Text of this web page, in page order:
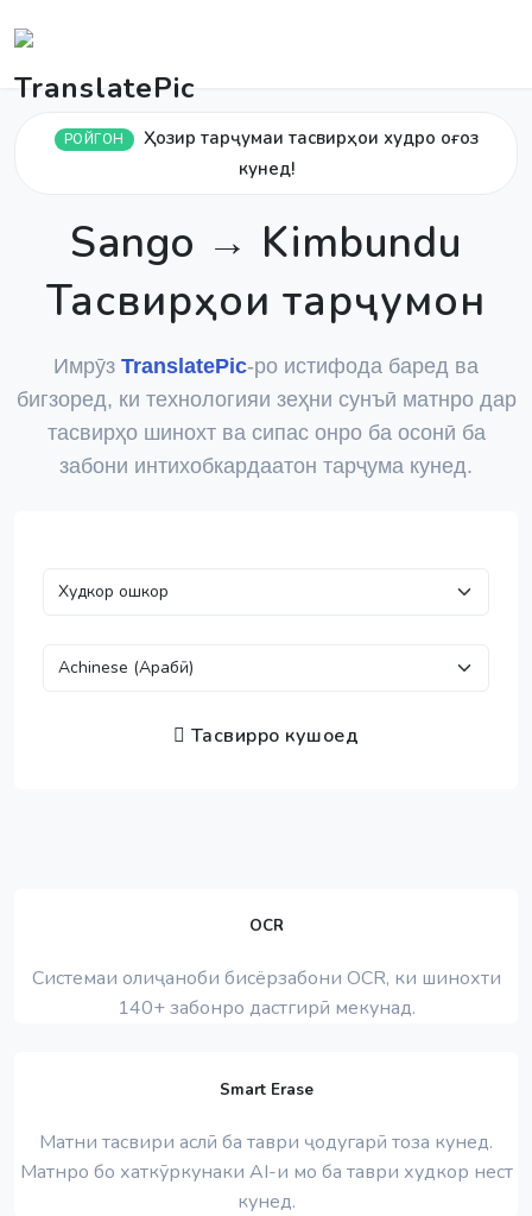
РОЙГОН
Ҳозир тарҷумаи тасвирҳои худро оғоз
кунед!
Sango → Kimbundu
Тасвирҳои тарҷумон
Имрӯз TranslatePic-ро истифода баред ва
бигзоред, ки технологияи зеҳни сунъӣ матнро дар
тасвирҳо шинохт ва сипас онро ба осонӣ ба
забони интихобкардаатон тарҷума кунед.
Тасвирро кушоед
OCR
Системаи олиҷаноби бисёрзабони OCR, ки шинохти
140+ забонро дастгирӣ мекунад.
Smart Erase
Матни тасвири аслӣ ба таври ҷодугарӣ тоза кунед.
Матнро бо хаткӯркунаки AI-и мо ба таври худкор нест
кунед.